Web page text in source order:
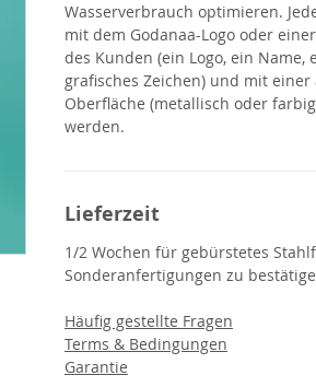
Wasserverbrauch optimieren.
mit dem Godanaa-Logo oder
des Kunden (ein Logo, ein Name,
grafisches Zeichen) und mit einer
Oberfläche (metallisch oder
werden.
Lieferzeit
1/2 Wochen für gebürstetes
Sonderanfertigungen zu
Häufig gestellte Fragen
Terms & Bedingungen
Garantie